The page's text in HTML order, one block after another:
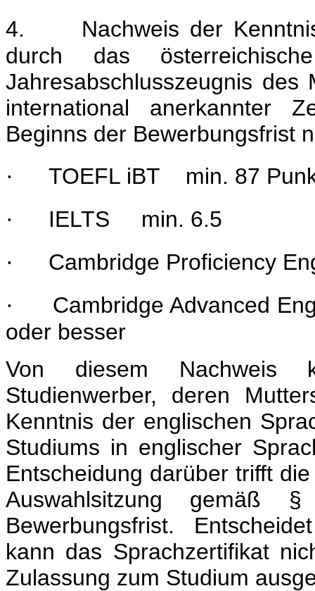
4.
Nachweis der
durch das
Jahresabschlusszeugnis des
international anerkannter
Beginns der Bewerbungsfrist
· TOEFL iBT min. 87
· IELTS min. 6.5
· Cambridge Proficiency
·
Cambridge Advanced
oder besser
Von diesem Nachweis
Studienwerber, deren
Kenntnis der englischen
Studiums in englischer
Entscheidung darüber trifft
Auswahlsitzung
Bewerbungsfrist.
kann das Sprachzertifikat
Zulassung zum Studium